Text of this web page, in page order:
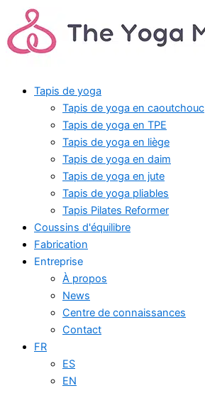
Tapis de yoga
Tapis de yoga en caoutchouc
Tapis de yoga en TPE
Tapis de yoga en liège
Tapis de yoga en daim
Tapis de yoga en jute
Tapis de yoga pliables
Tapis Pilates Reformer
Coussins d'équilibre
Fabrication
Entreprise
À propos
News
Centre de connaissances
Contact
FR
ES
EN